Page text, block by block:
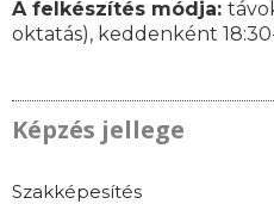
A felkészítés módja:
oktatás), keddenként
Képzés jellege
Szakképesítés